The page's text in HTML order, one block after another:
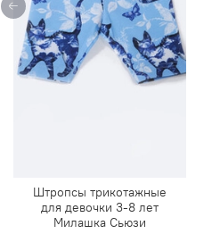
Штропсы трикотажные
для девочки 3-8 лет
Милашка Сьюзи